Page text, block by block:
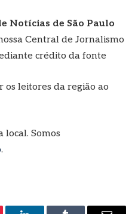
Notícias de São Paulo
Central de Jornalismo
crédito da fonte
os leitores da região ao
local. Somos
.